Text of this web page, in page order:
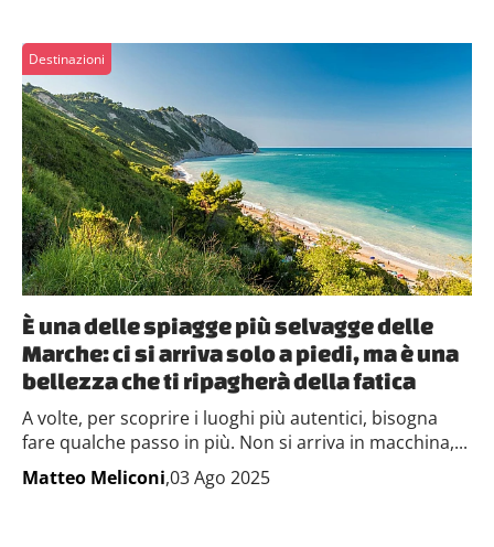
Destinazioni
È una delle spiagge più selvagge delle
Marche: ci si arriva solo a piedi, ma è una
bellezza che ti ripagherà della fatica
A volte, per scoprire i luoghi più autentici, bisogna
fare qualche passo in più. Non si arriva in macchina,...
Matteo Meliconi,03 Ago 2025